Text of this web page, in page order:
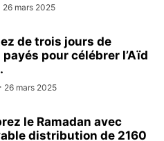
26 mars 2025
de trois jours de
pour célébrer l’Aïd
26 mars 2025
le Ramadan avec
distribution de 2160